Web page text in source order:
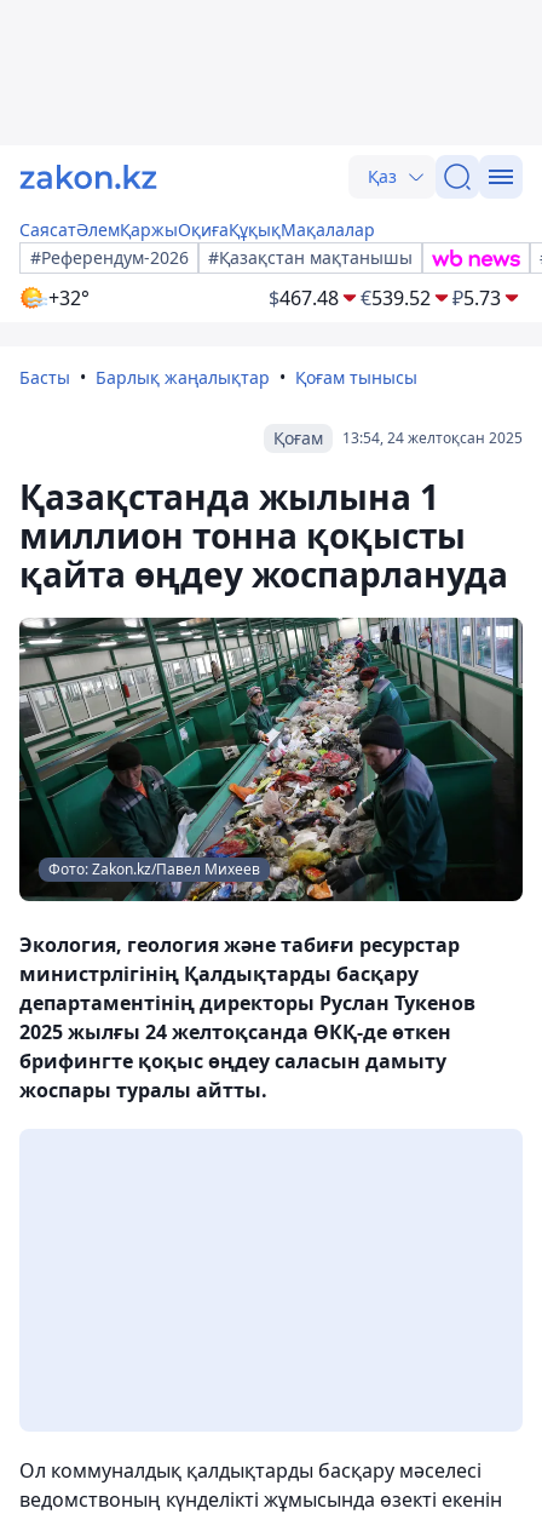
Қаз
СаясатӘлемҚаржыОқиғаҚұқықМақалалар
#Референдум-2026
#Қазақстан мақтанышы
+32° $467.48 €539.52 ₽5.73
Басты Барлық жаңалықтар Қоғам тынысы
13:54, 24 желтоқсан 2025
Қоғам
Қазақстанда жылына 1
миллион тонна қоқысты
қайта өңдеу жоспарлануда
Фото: Zakon.kz/Павел Михеев
Экология, геология және табиғи ресурстар
министрлігінің Қалдықтарды басқару
департаментінің директоры Руслан Тукенов
2025 жылғы 24 желтоқсанда ӨКҚ-де өткен
брифингте қоқыс өңдеу саласын дамыту
жоспары туралы айтты.
Ол коммуналдық қалдықтарды басқару мәселесі
ведомствоның күнделікті жұмысында өзекті екенін